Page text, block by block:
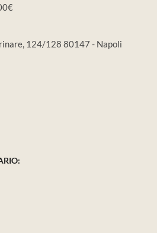
124/128 80147 - Napoli